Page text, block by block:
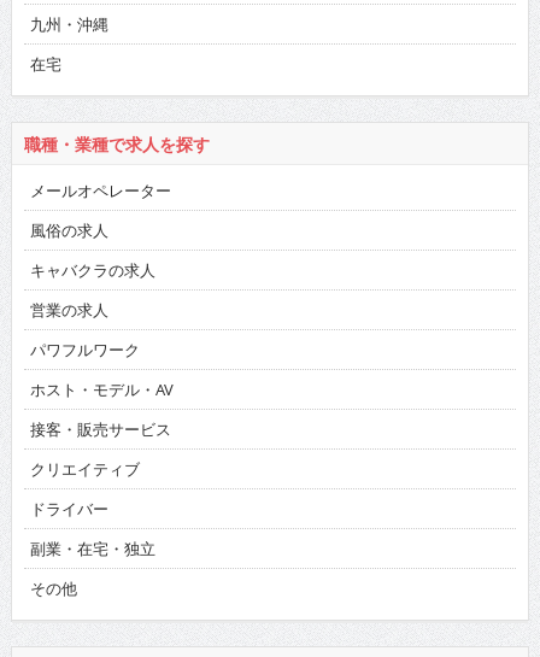
九州・沖縄
在宅
職種・業種で求人を探す
メールオペレーター
風俗の求人
キャバクラの求人
営業の求人
パワフルワーク
ホスト・モデル・AV
接客・販売サービス
クリエイティブ
ドライバー
副業・在宅・独立
その他